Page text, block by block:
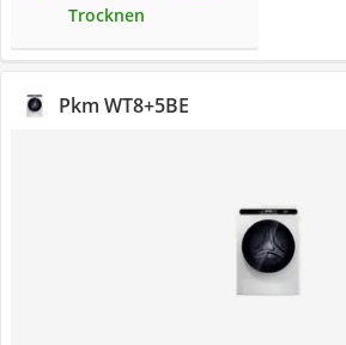
Trocknen
Pkm WT8+5BE